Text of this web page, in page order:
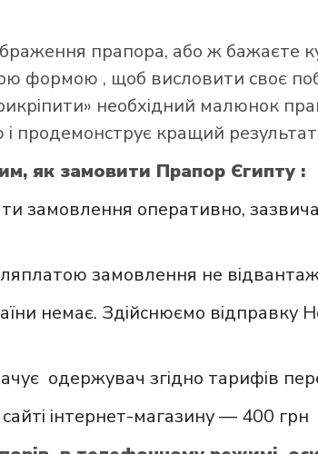
прапора, або ж бажаєте
формою , щоб висловити своє
необхідний малюнок
продемонструє кращий
як замовити Прапор Єгипту :
замовлення оперативно,
замовлення не
немає. Здійснюємо
одержувач згідно тарифів
інтернет-магазину — 400 грн